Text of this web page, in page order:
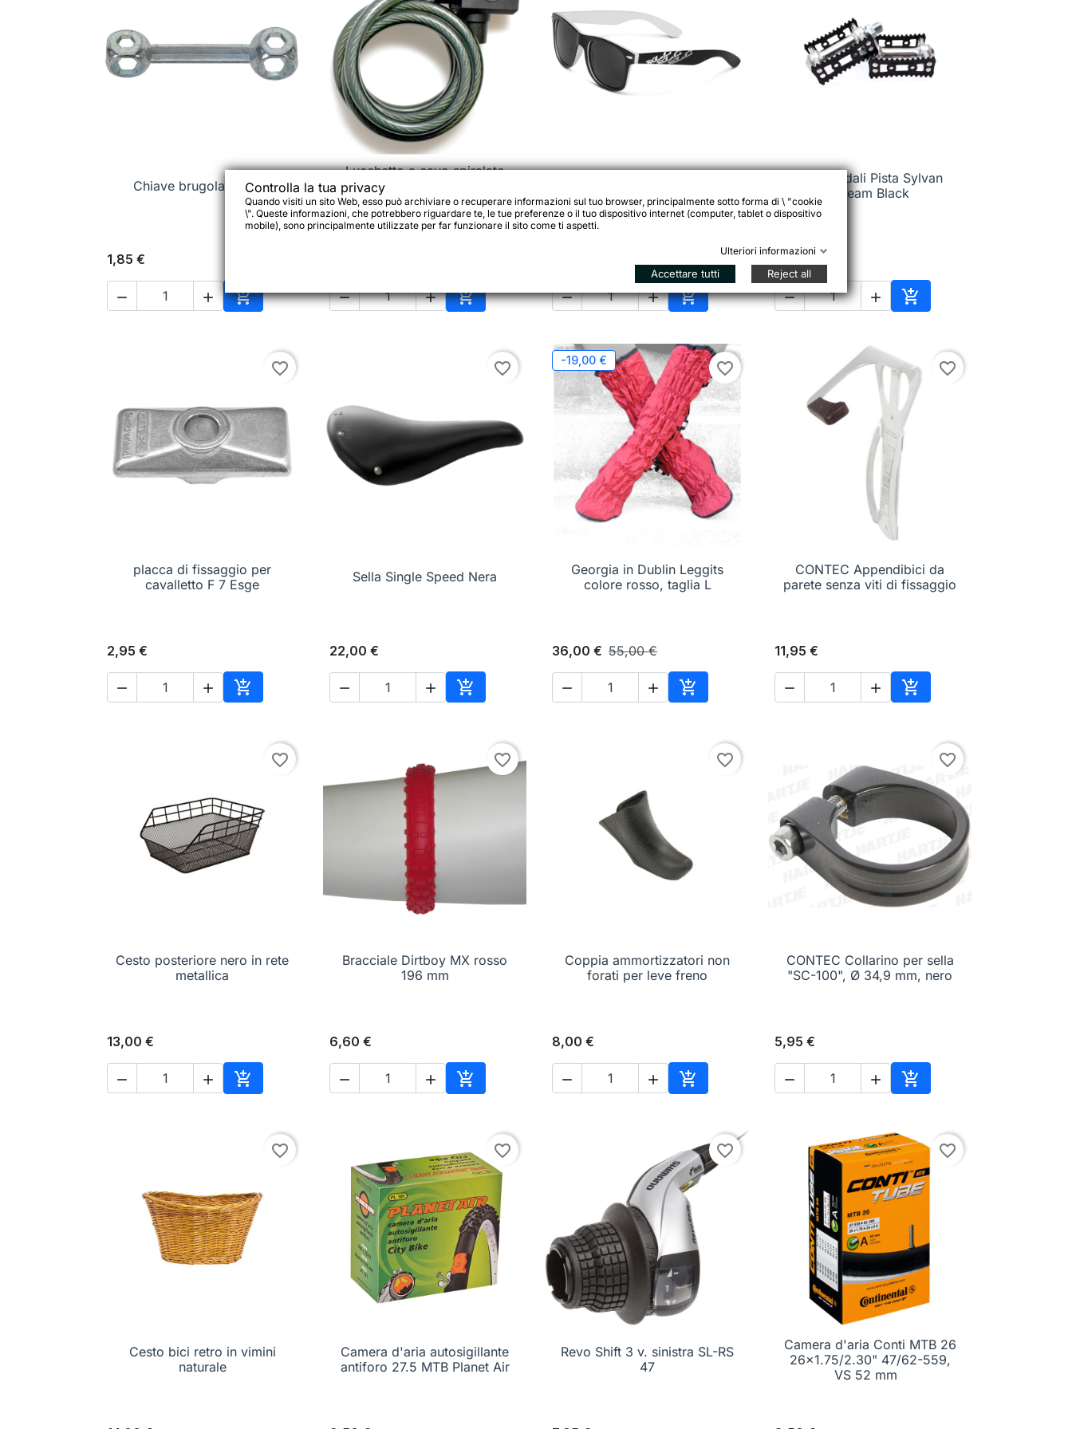
Anteprima
Chiave brugola, 10 fori
1,85 €
  
Aggiungi al carrello
Lucchetto a cavo spiralato
TrelockAktion 150cm, Ø
8mm, TS 150-8
  
Aggiungi al carrello
  
Aggiungi al carrello
Anteprima
MKS Pedali Pista Sylvan
Stream Black
37,50 €
  
Aggiungi al carrello
favorite_border
 Anteprima
placca di fissaggio per
cavalletto F 7 Esge
2,95 €
  
Aggiungi al carrello
favorite_border
 Anteprima
Sella Single Speed Nera
22,00 €
  
Aggiungi al carrello
-19,00 € favorite_border
 Anteprima
Georgia in Dublin Leggits
colore rosso, taglia L
36,00 € 55,00 €
  
Aggiungi al carrello
favorite_border
 Anteprima
CONTEC Appendibici da
parete senza viti di fissaggio
11,95 €
  
Aggiungi al carrello
favorite_border
 Anteprima
Cesto posteriore nero in rete
metallica
13,00 €
  
Aggiungi al carrello
favorite_border
 Anteprima
Bracciale Dirtboy MX rosso
196 mm
6,60 €
  
Aggiungi al carrello
favorite_border
 Anteprima
Coppia ammortizzatori non
forati per leve freno
8,00 €
  
Aggiungi al carrello
favorite_border
 Anteprima
CONTEC Collarino per sella
"SC-100", Ø 34,9 mm, nero
5,95 €
  
Aggiungi al carrello
favorite_border
 Anteprima
Cesto bici retro in vimini
naturale
favorite_border
 Anteprima
Camera d'aria autosigillante
antiforo 27.5 MTB Planet Air
favorite_border
 Anteprima
Revo Shift 3 v. sinistra SL-RS
47
favorite_border
 Anteprima
Camera d'aria Conti MTB 26
26x1.75/2.30" 47/62-559,
VS 52 mm
Controlla la tua privacy
Quando visiti un sito Web, esso può archiviare o recuperare informazioni sul tuo browser, principalmente sotto forma di \ "cookie
\". Queste informazioni, che potrebbero riguardare te, le tue preferenze o il tuo dispositivo internet (computer, tablet o dispositivo
mobile), sono principalmente utilizzate per far funzionare il sito come ti aspetti.
Ulteriori informazioni
Accettare tutti Reject all